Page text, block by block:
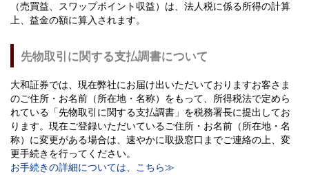
（売買益、スワップポイント収益）は、法人税に係る所得の計算
上、益金の額に算入されます。
先物取引に関する支払調書について
大和証券では、現在弊社にお届け出いただいておりますお客さま
のご住所・お名前（所在地・名称）をもって、所得税法で定めら
れている「先物取引に関する支払調書」を税務署長に提出してお
ります。現在ご登録いただいているご住所・お名前（所在地・名
称）に変更がある場合は、速やかに取扱窓口までご連絡の上、変
更手続きを行ってください。
お手続きの詳細については、こちら≫